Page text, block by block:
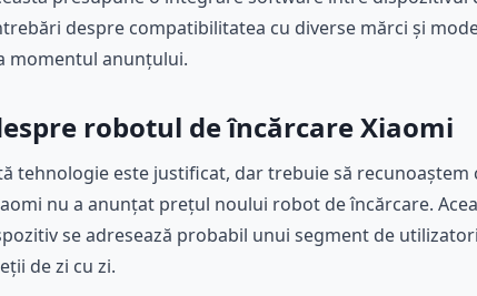
despre compatibilitatea cu diverse mărci și
momentul anunțului.
robotul de încărcare Xiaomi
tehnologie este justificat, dar trebuie să
nu a anunțat prețul noului robot de încărcare.
se adresează probabil unui segment de
de zi cu zi.